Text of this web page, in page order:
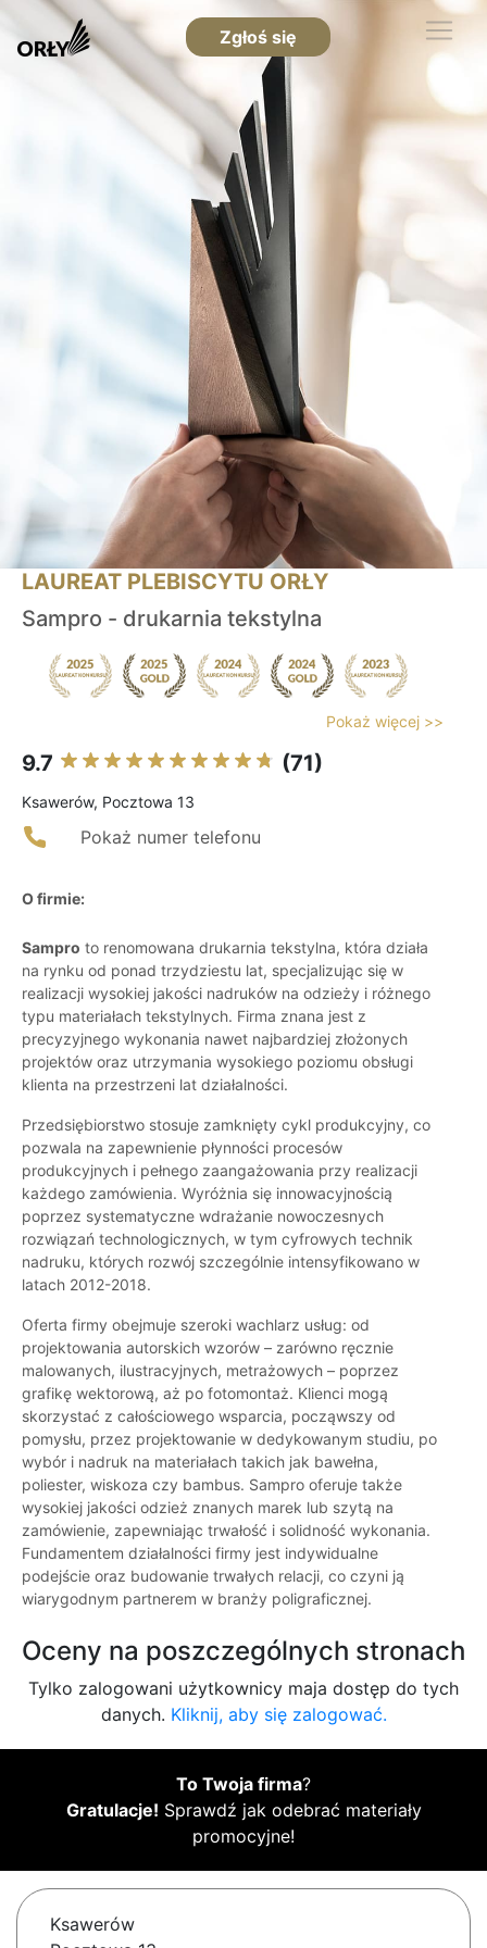
Zgłoś się
LAUREAT PLEBISCYTU ORŁY
Sampro - drukarnia tekstylna
Pokaż więcej >>
9.7 (71)
Ksawerów, Pocztowa 13
Pokaż numer telefonu
O firmie:
Sampro to renomowana drukarnia tekstylna, która działa
na rynku od ponad trzydziestu lat, specjalizując się w
realizacji wysokiej jakości nadruków na odzieży i różnego
typu materiałach tekstylnych. Firma znana jest z
precyzyjnego wykonania nawet najbardziej złożonych
projektów oraz utrzymania wysokiego poziomu obsługi
klienta na przestrzeni lat działalności.
Przedsiębiorstwo stosuje zamknięty cykl produkcyjny, co
pozwala na zapewnienie płynności procesów
produkcyjnych i pełnego zaangażowania przy realizacji
każdego zamówienia. Wyróżnia się innowacyjnością
poprzez systematyczne wdrażanie nowoczesnych
rozwiązań technologicznych, w tym cyfrowych technik
nadruku, których rozwój szczególnie intensyfikowano w
latach 2012-2018.
Oferta firmy obejmuje szeroki wachlarz usług: od
projektowania autorskich wzorów – zarówno ręcznie
malowanych, ilustracyjnych, metrażowych – poprzez
grafikę wektorową, aż po fotomontaż. Klienci mogą
skorzystać z całościowego wsparcia, począwszy od
pomysłu, przez projektowanie w dedykowanym studiu, po
wybór i nadruk na materiałach takich jak bawełna,
poliester, wiskoza czy bambus. Sampro oferuje także
wysokiej jakości odzież znanych marek lub szytą na
zamówienie, zapewniając trwałość i solidność wykonania.
Fundamentem działalności firmy jest indywidualne
podejście oraz budowanie trwałych relacji, co czyni ją
wiarygodnym partnerem w branży poligraficznej.
Oceny na poszczególnych stronach
Tylko zalogowani użytkownicy maja dostęp do tych
danych. Kliknij, aby się zalogować.
To Twoja firma?
Gratulacje! Sprawdź jak odebrać materiały
promocyjne!
Ksawerów